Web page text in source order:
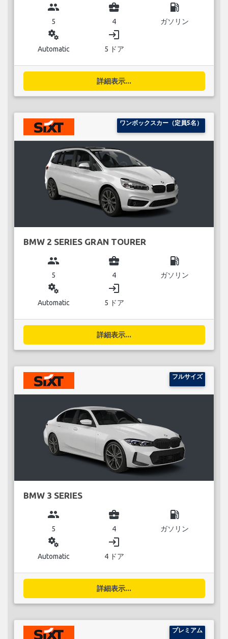
group
5
business_center
4
local_gas_station
ガソリン
miscellaneous_services
Automatic
login
5 ドア
詳細表示...
ワンボックスカー（定員5名）
BMW 2 SERIES GRAN TOURER
group
5
business_center
4
local_gas_station
ガソリン
miscellaneous_services
Automatic
login
5 ドア
詳細表示...
フルサイズ
BMW 3 SERIES
group
5
business_center
4
local_gas_station
ガソリン
miscellaneous_services
Automatic
login
4 ドア
詳細表示...
プレミアム